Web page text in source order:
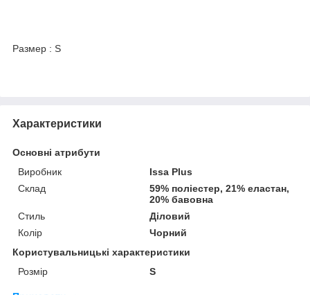
Размер : S
Характеристики
Основні атрибути
Виробник
Issa Plus
Склад
59% поліестер, 21% еластан,
20% бавовна
Стиль
Діловий
Колір
Чорний
Користувальницькі характеристики
Розмір
S